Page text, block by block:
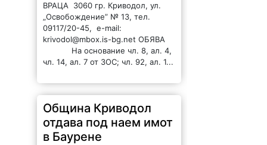
ВРАЦА 3060 гр. Криводол, ул.
„Освобождение” № 13, тел.
09117/20-45, e-mail:
krivodol@mbox.is-bg.net ОБЯВА
На основание чл. 8, ал. 4,
чл. 14, ал. 7 от ЗОС; чл. 92, ал. 1...
Община Криводол
отдава под наем имот
в Баурене